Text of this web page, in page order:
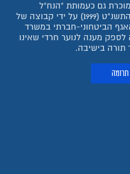
גם כעמותת "הנח"ל
החרדי") הוקמה בשנת התשנ"ט (1999) על ידי קבוצה של
הביטחוני-חברתי במשרד
מענה לנוער חרדי שאינו
תורה בישיבה.
תרומה